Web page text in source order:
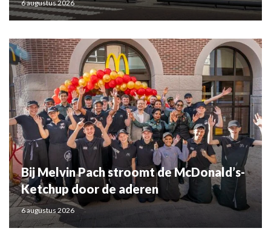
6 augustus 2026
Bij Melvin Pach stroomt de McDonald’s-
Ketchup door de aderen
6 augustus 2026